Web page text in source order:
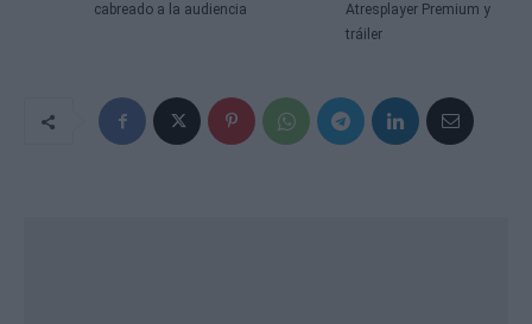
cabreado a la audiencia
Atresplayer Premium y
tráiler